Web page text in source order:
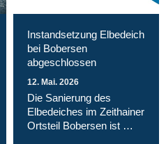
Instandsetzung Elbedeich
bei Bobersen
abgeschlossen
12. Mai. 2026
Die Sanierung des
Elbedeiches im Zeithainer
Ortsteil Bobersen ist …